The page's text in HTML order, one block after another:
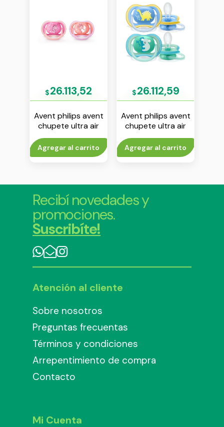
$26.113,52
Avent philips avent
chupete ultra air
unicornio 6-18 m
nena env x 2
Agregar al carrito
$26.112,59
Avent philips avent
chupete ultra air
18m+ nene env x 2
Agregar al carrito
Recibí novedades y
promociones.
Suscribíte!
Atención al cliente
Sobre nosotros
Preguntas frecuentas
Términos y condiciones
Arrepentimiento de compra
Contacto
Mi Cuenta